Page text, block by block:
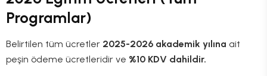
Programlar)
Belirtilen tüm ücretler 2025-2026 akademik yılına ait
peşin ödeme ücretleridir ve %10 KDV dahildir.